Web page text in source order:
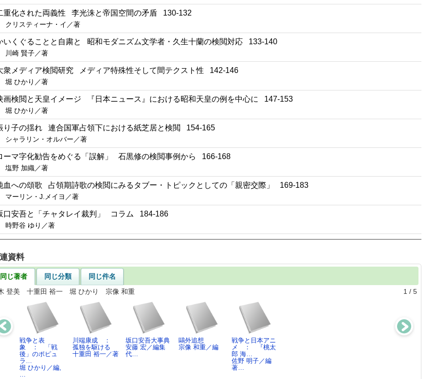
重化された両義性 李光洙と帝国空間の矛盾 130-132
クリスティーナ・イ／著
いくぐることと自粛と 昭和モダニズム文学者・久生十蘭の検閲対応 133-140
川崎 賢子／著
衆メディア検閲研究 メディア特殊性そして間テクスト性 142-146
堀 ひかり／著
画検閲と天皇イメージ 『日本ニュース』における昭和天皇の例を中心に 147-153
堀 ひかり／著
り子の揺れ 連合国軍占領下における紙芝居と検閲 154-165
シャラリン・オルバー／著
ーマ字化勧告をめぐる「誤解」 石黒修の検閲事例から 166-168
塩野 加織／著
血への頌歌 占領期詩歌の検閲にみるタブー・トピックとしての「親密交際」 169-183
マーリン・J.メイヨ／著
口安吾と「チャタレイ裁判」 コラム 184-186
時野谷 ゆり／著
資料
同じ著者 同じ分類
同じ件名
登美 十重田 裕一 堀 ひかり 宗像 和重
1 / 5
戦争と表
象 ： 「戦
後」のポピュ
ラ…
堀 ひかり／編,
…
川端康成 ：
孤独を駆ける
十重田 裕一／著
坂口安吾大事典
安藤 宏／編集
代…
鷗外追想
宗像 和重／編
戦争と日本アニ
メ ： 『桃太
郎 海…
佐野 明子／編
著…